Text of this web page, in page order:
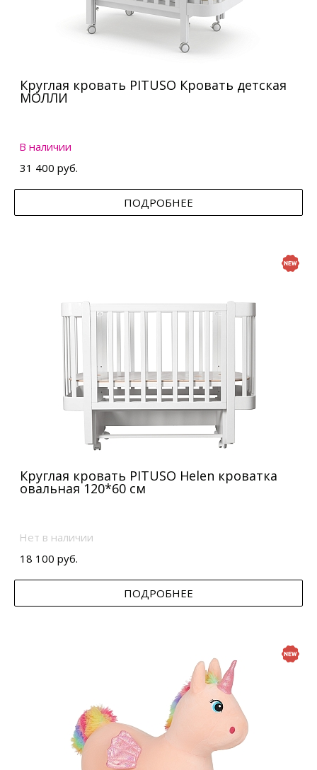
Круглая кровать PITUSO Кровать детская
МОЛЛИ
В наличии
31 400 руб.
ПОДРОБНЕЕ
Круглая кровать PITUSO Helen кроватка
овальная 120*60 см
Нет в наличии
18 100 руб.
ПОДРОБНЕЕ